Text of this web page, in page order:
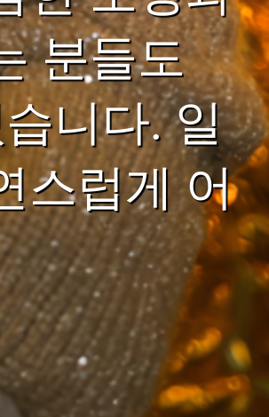
분들도
니다. 일
스럽게 어